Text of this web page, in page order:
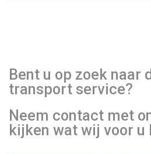
Bent u op zoek naar
transport service?
Neem contact met
kijken wat wij voor u